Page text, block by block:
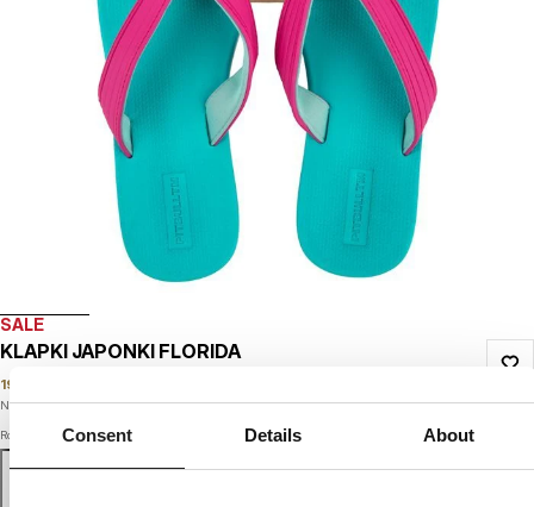
Consent Details About
SALE
KLAPKI JAPONKI FLORIDA
19
Najniższa cena w okresie ostatnich 30 dni: 19 PLN
Rozmiar